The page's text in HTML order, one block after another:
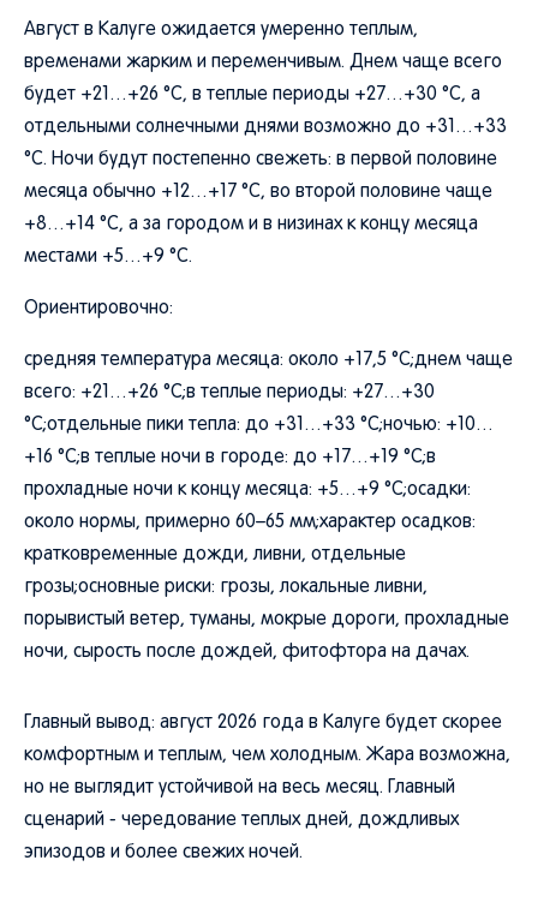
Август в Калуге ожидается умеренно теплым,
временами жарким и переменчивым. Днем чаще всего
будет +21…+26 °C, в теплые периоды +27…+30 °C, а
отдельными солнечными днями возможно до +31…+33
°C. Ночи будут постепенно свежеть: в первой половине
месяца обычно +12…+17 °C, во второй половине чаще
+8…+14 °C, а за городом и в низинах к концу месяца
местами +5…+9 °C.
Ориентировочно:
средняя температура месяца: около +17,5 °C;днем чаще
всего: +21…+26 °C;в теплые периоды: +27…+30
°C;отдельные пики тепла: до +31…+33 °C;ночью: +10…
+16 °C;в теплые ночи в городе: до +17…+19 °C;в
прохладные ночи к концу месяца: +5…+9 °C;осадки:
около нормы, примерно 60–65 мм;характер осадков:
кратковременные дожди, ливни, отдельные
грозы;основные риски: грозы, локальные ливни,
порывистый ветер, туманы, мокрые дороги, прохладные
ночи, сырость после дождей, фитофтора на дачах.
Главный вывод: август 2026 года в Калуге будет скорее
комфортным и теплым, чем холодным. Жара возможна,
но не выглядит устойчивой на весь месяц. Главный
сценарий - чередование теплых дней, дождливых
эпизодов и более свежих ночей.